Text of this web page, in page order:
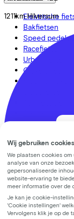
1211km Hilversum
Elektrische
Bakfietsen
Speed pedelecs
Racefietsen
Urban fietsen
Gravelbikes
LinkedIn
Nederlands
Back to top
© Lease a Bike. All
Wij gebruiken cookies
We plaatsen cookies
analyse van onze
gepersonaliseerde
website-ervaring te
meer informatie over de
Je kan je cookie-
'Cookie instellingen'
Vervolgens klik je op de